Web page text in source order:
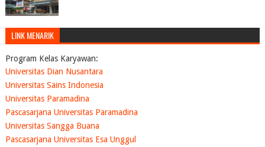
LINK MENARIK
Program Kelas Karyawan:
Universitas Dian Nusantara
Universitas Sains Indonesia
Universitas Paramadina
Pascasarjana Universitas Paramadina
Universitas Sangga Buana
Pascasarjana Universitas Esa Unggul